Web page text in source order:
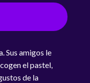
Sus amigos le
el pastel,
de la